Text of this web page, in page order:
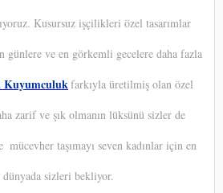
Kusursuz işçilikleri özel tasarımlar
günlere ve en görkemli gecelere daha fazla
Kuyumculukfarkıyla üretilmiş olan özel
zarif ve şık olmanın lüksünü sizler de
mücevher taşımayı seven kadınlar için en
dünyada sizleri bekliyor.